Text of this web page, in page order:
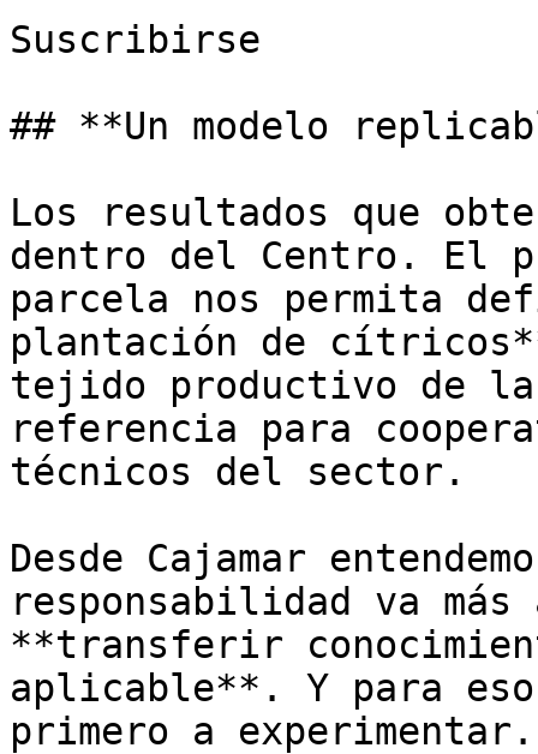
Suscribirse
## **Un modelo
Los resultados que
dentro del Centro. El
parcela nos permita
plantación de
tejido productivo de
referencia para
técnicos del sector.
Desde Cajamar
responsabilidad va
**transferir
aplicable**. Y para
primero a experimentar.